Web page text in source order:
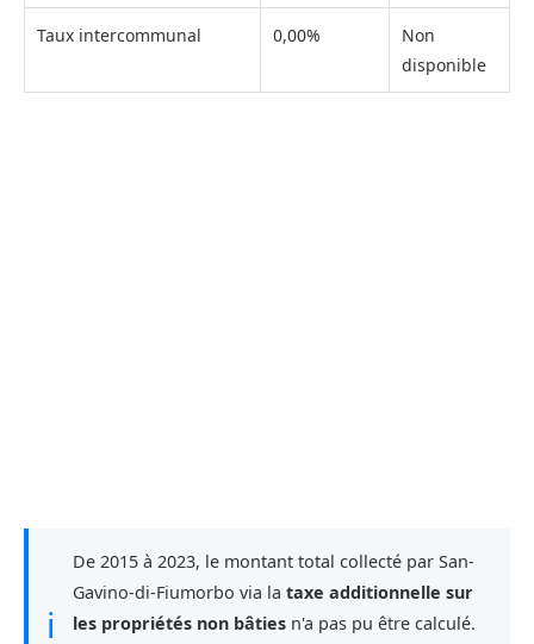
Taux intercommunal 0,00%
Non
disponible
ℹ
De 2015 à 2023, le montant total collecté par San-
Gavino-di-Fiumorbo via la taxe additionnelle sur
les propriétés non bâties n'a pas pu être calculé.